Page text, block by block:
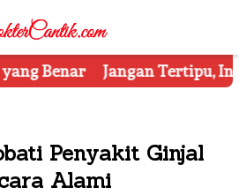
Ini Dia 7 Tips Mengetahui
Penyakit Ginjal
Alami